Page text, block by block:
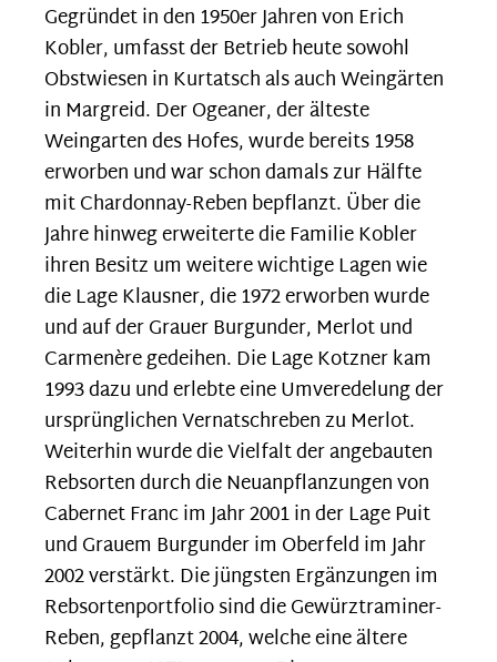
Gegründet in den 1950er Jahren von Erich
Kobler, umfasst der Betrieb heute sowohl
Obstwiesen in Kurtatsch als auch Weingärten
in Margreid. Der Ogeaner, der älteste
Weingarten des Hofes, wurde bereits 1958
erworben und war schon damals zur Hälfte
mit Chardonnay-Reben bepflanzt. Über die
Jahre hinweg erweiterte die Familie Kobler
ihren Besitz um weitere wichtige Lagen wie
die Lage Klausner, die 1972 erworben wurde
und auf der Grauer Burgunder, Merlot und
Carmenère gedeihen. Die Lage Kotzner kam
1993 dazu und erlebte eine Umveredelung der
ursprünglichen Vernatschreben zu Merlot.
Weiterhin wurde die Vielfalt der angebauten
Rebsorten durch die Neuanpflanzungen von
Cabernet Franc im Jahr 2001 in der Lage Puit
und Grauem Burgunder im Oberfeld im Jahr
2002 verstärkt. Die jüngsten Ergänzungen im
Rebsortenportfolio sind die Gewürztraminer-
Reben, gepflanzt 2004, welche eine ältere